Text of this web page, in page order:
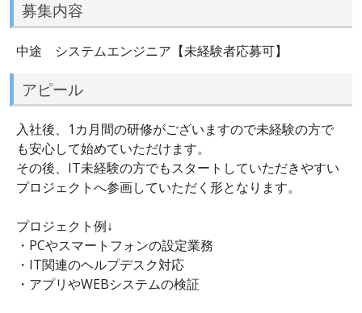
募集内容
中途 システムエンジニア【未経験者応募可】
アピール
入社後、1カ月間の研修がございますので未経験の方で
も安心して始めていただけます。
その後、IT未経験の方でもスタートしていただきやすい
プロジェクトへ参画していただく形となります。
プロジェクト例↓
・PCやスマートフォンの設定業務
・IT関連のヘルプデスク対応
・アプリやWEBシステムの検証